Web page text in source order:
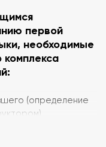
первой
необходимые
(определение